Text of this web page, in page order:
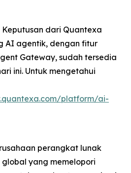
dari Quantexa
AI agentik, dengan fitur
Gateway, sudah tersedia
ini. Untuk mengetahui
platform/ai-
perangkat lunak
yang memelopori